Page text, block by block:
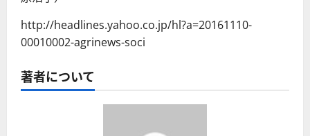
http://headlines.yahoo.co.jp/hl?a=20161110-
00010002-agrinews-soci
著者について